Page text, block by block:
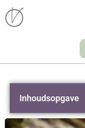
Inhoudsopgave